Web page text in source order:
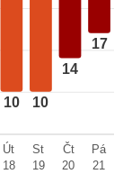
10 10
14
17
Út
18
St
19
Čt
20
Pá
21